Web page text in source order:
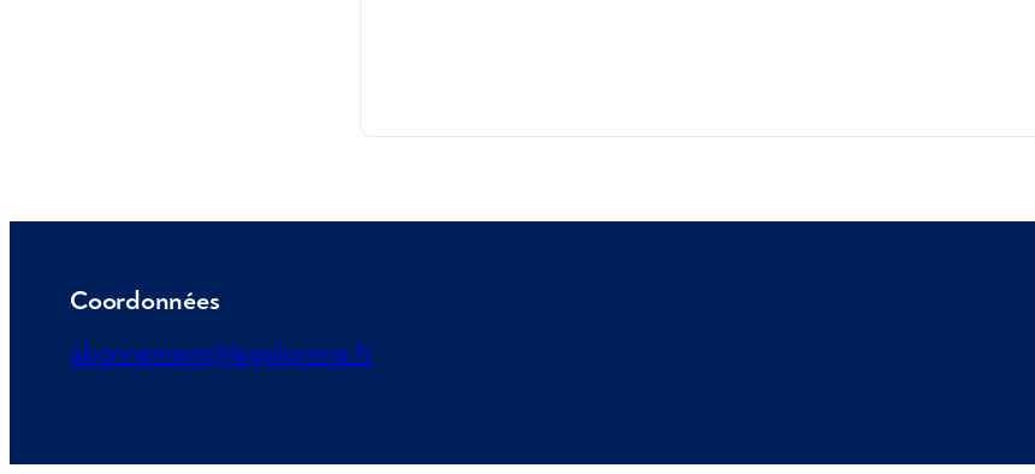
Coordonnées
abonnement@legalprime.fr